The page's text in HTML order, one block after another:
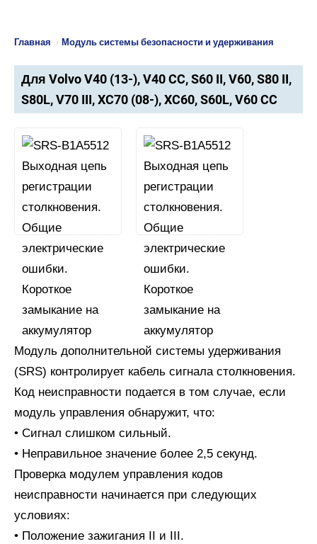
Главная › Модуль системы безопасности и удерживания
Для Volvo V40 (13-), V40 CC, S60 II, V60, S80 II,
S80L, V70 III, XC70 (08-), XC60, S60L, V60 CC
Модуль дополнительной системы удерживания
(SRS) контролирует кабель сигнала столкновения.
Код неисправности подается в том случае, если
модуль управления обнаружит, что:
• Сигнал слишком сильный.
• Неправильное значение более 2,5 секунд.
Проверка модулем управления кодов
неисправности начинается при следующих
условиях:
• Положение зажигания II и III.